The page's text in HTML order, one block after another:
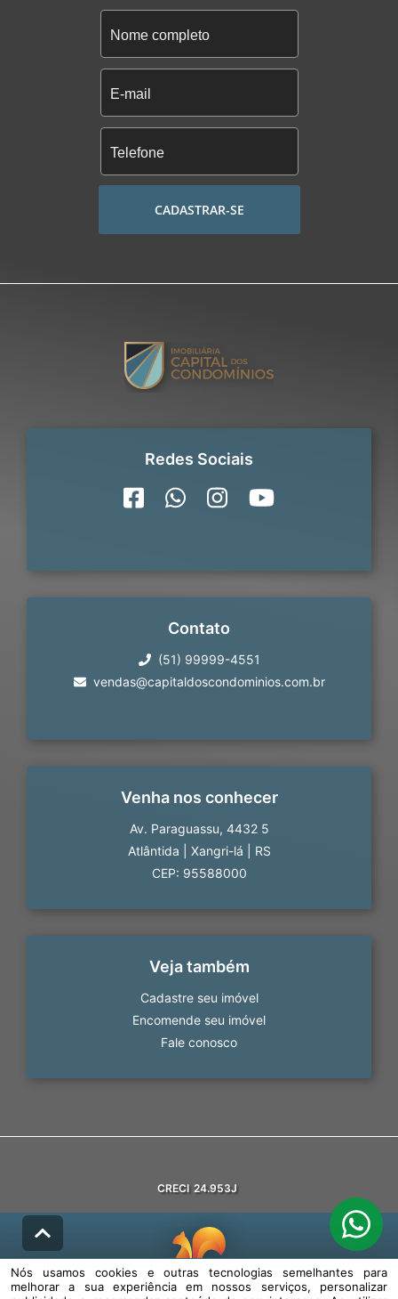
CADASTRAR-SE
Redes Sociais
Contato
(51) 99999-4551
vendas@capitaldoscondominios.com.br
Venha nos conhecer
Av. Paraguassu, 4432 5
Atlântida
Xangri-lá
RS
CEP: 95588000
Veja também
Cadastre seu imóvel
Encomende seu imóvel
Fale conosco
CRECI 24.953J
© DESENVOLVIDO PELAAGIL.NET
Nós usamos cookies e outras tecnologias semelhantes para
melhorar a sua experiência em nossos serviços, personalizar